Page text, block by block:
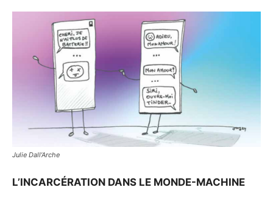
Julie Dall’Arche
L’INCARCÉRATION DANS LE MONDE-MACHINE